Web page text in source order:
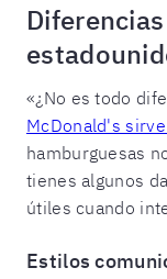
«¿No es todo
McDonald's
hamburguesas
tienes algunos
útiles cuando
Estilos